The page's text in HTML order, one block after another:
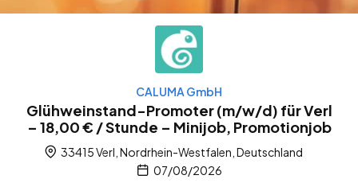
CALUMA GmbH
Glühweinstand-Promoter (m/w/d) für Verl
– 18,00 € / Stunde – Minijob, Promotionjob
33415 Verl, Nordrhein-Westfalen, Deutschland
07/08/2026